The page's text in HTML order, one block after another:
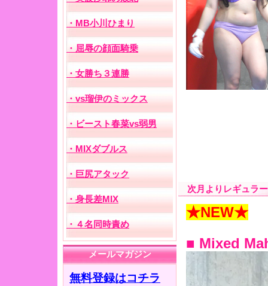
次月よりレギュラ
★NEW★
■ Mixed